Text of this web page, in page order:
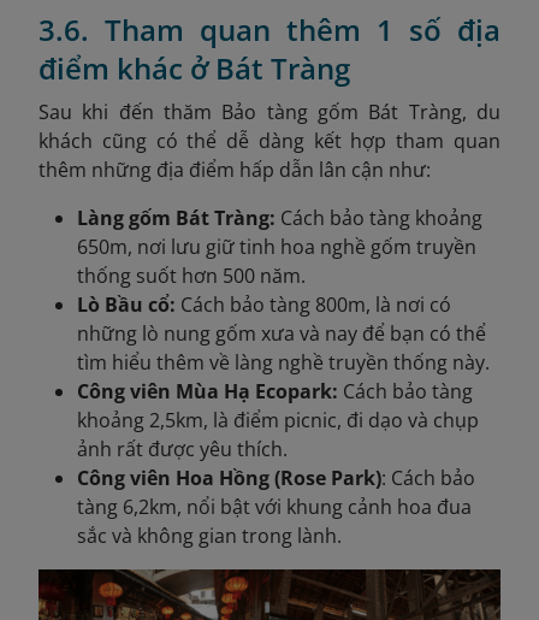
3.6. Tham quan thêm 1 số địa
điểm khác ở Bát Tràng
Sau khi đến thăm Bảo tàng gốm Bát Tràng, du
khách cũng có thể dễ dàng kết hợp tham quan
thêm những địa điểm hấp dẫn lân cận như:
Làng gốm Bát Tràng: Cách bảo tàng khoảng
650m, nơi lưu giữ tinh hoa nghề gốm truyền
thống suốt hơn 500 năm.
Lò Bầu cổ: Cách bảo tàng 800m, là nơi có
những lò nung gốm xưa và nay để bạn có thể
tìm hiểu thêm về làng nghề truyền thống này.
Công viên Mùa Hạ Ecopark: Cách bảo tàng
khoảng 2,5km, là điểm picnic, đi dạo và chụp
ảnh rất được yêu thích.
Công viên Hoa Hồng (Rose Park): Cách bảo
tàng 6,2km, nổi bật với khung cảnh hoa đua
sắc và không gian trong lành.